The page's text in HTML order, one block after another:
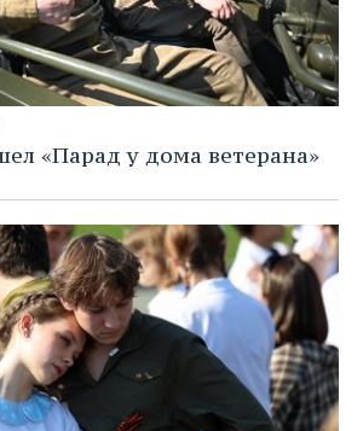
«Парад у дома ветерана»